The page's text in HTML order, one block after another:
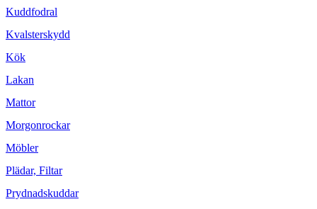
Kuddfodral
Kvalsterskydd
Kök
Lakan
Mattor
Morgonrockar
Möbler
Plädar, Filtar
Prydnadskuddar